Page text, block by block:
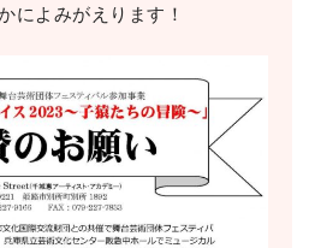
によみがえります！